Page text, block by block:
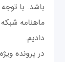
باشد. با
ماهنامه
دادیم.
در پرونده